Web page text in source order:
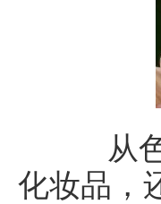
从色
化妆品，